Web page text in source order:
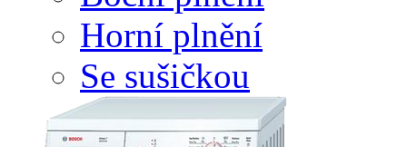
Horní plnění
Se sušičkou